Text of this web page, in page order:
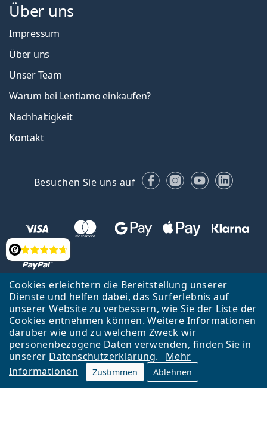
Cookies erleichtern die Bereitstellung unserer
Dienste und helfen dabei, das Surferlebnis auf
unserer Website zu verbessern, wie Sie der Liste der
Cookies entnehmen können. Weitere Informationen
darüber wie und zu welchem Zweck wir
personenbezogene Daten verwenden, finden Sie in
unserer Datenschutzerklärung.
Mehr
Informationen
Zustimmen Ablehnen
Bewertung
Über uns
Impressum
Über uns
Unser Team
Warum bei Lentiamo einkaufen?
Nachhaltigkeit
Kontakt
Besuchen Sie uns auf FacebookInstagram
YouTube
Zurück zur Hauptseite Nach oben
Français
Lentiamo s.r.o., Tschechien ist Eigentümer und Betreiber des Online-
Shops Lentiamo.ch
Seit 18 Jahren sind wir für Sie da.